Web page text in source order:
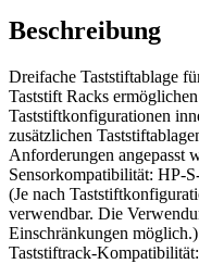
Beschreibung
Dreifache Taststiftablage
Taststift Racks
Taststiftkonfigurationen
zusätzlichen
Anforderungen angepasst
Sensorkompatibilität: HP-
(Je nach
verwendbar. Die
Einschränkungen möglich.)
Taststiftrack-